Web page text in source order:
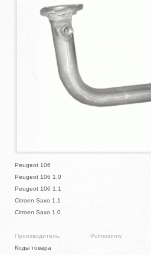
Peugeot 106
Peugeot 106 1.0
Peugeot 106 1.1
Citroen Saxo 1.1
Citroen Saxo 1.0
Производитель:
Polmostrow
Коды товара